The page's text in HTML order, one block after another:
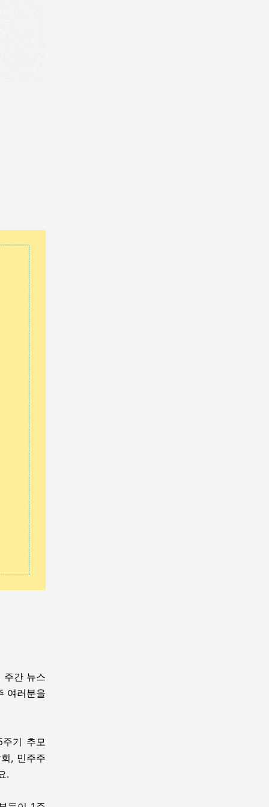
주간 뉴스
여러분을
기 추모
, 민주주
.